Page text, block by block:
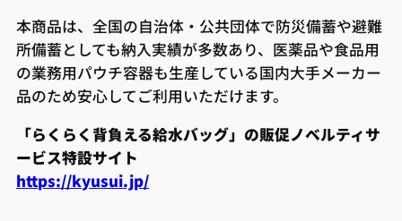
本商品は、全国の自治体・公共団体で防災備蓄や避難
所備蓄としても納入実績が多数あり、医薬品や食品用
の業務用パウチ容器も生産している国内大手メーカー
品のため安心してご利用いただけます。
「らくらく背負える給水バッグ」の販促ノベルティサ
ービス特設サイト
https://kyusui.jp/